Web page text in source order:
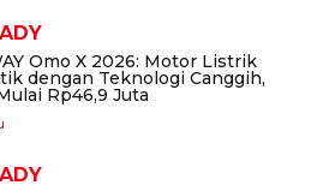
Omo X 2026: Motor Listrik
dengan Teknologi Canggih,
Rp46,9 Juta